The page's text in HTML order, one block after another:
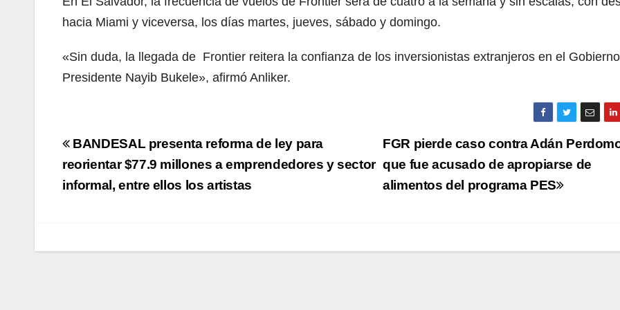
hacia Miami y viceversa, los días martes, jueves, sábado y domingo.
«Sin duda, la llegada de Frontier reitera la confianza de los inversionistas extranjeros en el Gobierno
Presidente Nayib Bukele», afirmó Anliker.
Navegación
de
entradas
FGR pierde caso contra Adán
que fue acusado de apropiarse de
alimentos del programa PES
BANDESAL presenta reforma de ley para
reorientar $77.9 millones a emprendedores y sector
informal, entre ellos los artistas